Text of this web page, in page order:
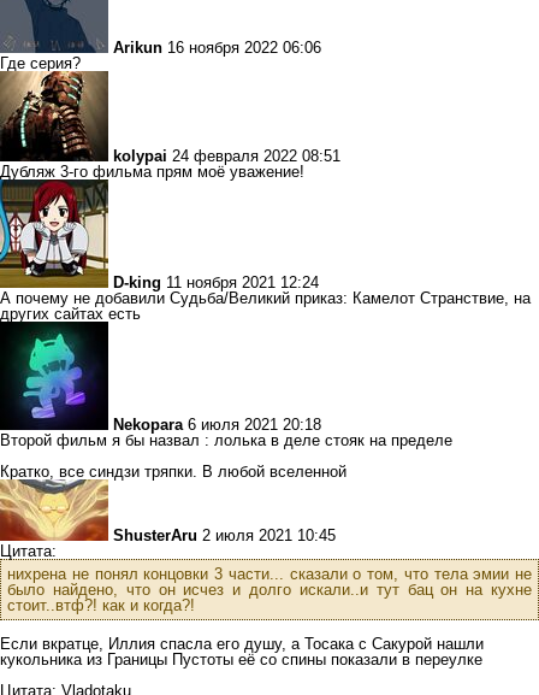
Arikun 16 ноября 2022 06:06
Где серия?
kolypai 24 февраля 2022 08:51
Дубляж 3-го фильма прям моё уважение!
D-king 11 ноября 2021 12:24
А почему не добавили Судьба/Великий приказ: Камелот Странствие, на
других сайтах есть
Nekopara 6 июля 2021 20:18
Второй фильм я бы назвал : лолька в деле стояк на пределе
Кратко, все синдзи тряпки. В любой вселенной
ShusterAru 2 июля 2021 10:45
Цитата:
нихрена не понял концовки 3 части... сказали о том, что тела эмии не
было найдено, что он исчез и долго искали..и тут бац он на кухне
стоит..втф?! как и когда?!
Если вкратце, Иллия спасла его душу, а Тосака с Сакурой нашли
кукольника из Границы Пустоты её со спины показали в переулке
Цитата: Vladotaku